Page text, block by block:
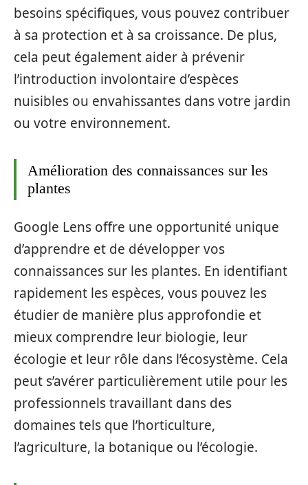
besoins spécifiques, vous pouvez contribuer
à sa protection et à sa croissance. De plus,
cela peut également aider à prévenir
l’introduction involontaire d’espèces
nuisibles ou envahissantes dans votre jardin
ou votre environnement.
Amélioration des connaissances sur les
plantes
Google Lens offre une opportunité unique
d’apprendre et de développer vos
connaissances sur les plantes. En identifiant
rapidement les espèces, vous pouvez les
étudier de manière plus approfondie et
mieux comprendre leur biologie, leur
écologie et leur rôle dans l’écosystème. Cela
peut s’avérer particulièrement utile pour les
professionnels travaillant dans des
domaines tels que l’horticulture,
l’agriculture, la botanique ou l’écologie.